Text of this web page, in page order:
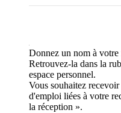
Donnez un nom à votre
Retrouvez-la dans la
espace personnel.
Vous souhaitez
d'emploi liées à votre
la réception ».